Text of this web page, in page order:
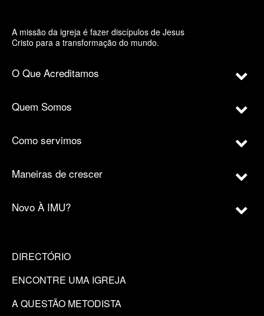
A missão da igreja é fazer discípulos de Jesus
Cristo para a transformação do mundo.
O Que Acreditamos
Quem Somos
Como servimos
Maneiras de crescer
Novo À IMU?
DIRECTÓRIO
ENCONTRE UMA IGREJA
A QUESTÃO METODISTA